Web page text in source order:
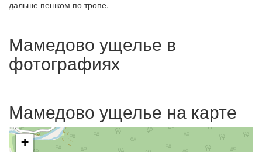
дальше пешком по тропе.
Мамедово ущелье в
фотографиях
Мамедово ущелье на карте
+